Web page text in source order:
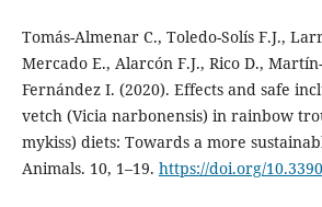
Tomás-Almenar C., Toledo-Solís F.J.,
Mercado E., Alarcón F.J., Rico D.,
Fernández I. (2020). Effects and safe
vetch (Vicia narbonensis) in rainbow
mykiss) diets: Towards a more
Animals. 10, 1–19. https://doi.org/